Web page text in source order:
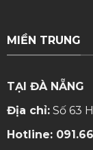
MIỀN TRUNG
TẠI ĐÀ NẴNG
Địa chỉ:Số 63
Hotline: